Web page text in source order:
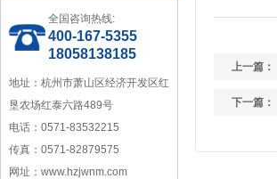
浙江省塑料协会会员
全国咨询热线:
400-167-5355
18058138185
地址：杭州市萧山区经济开发区红
垦农场红泰六路489号
电话：0571-83532215
传真：0571-82879575
网址：www.hzjwnm.com
上一篇：
下一篇：